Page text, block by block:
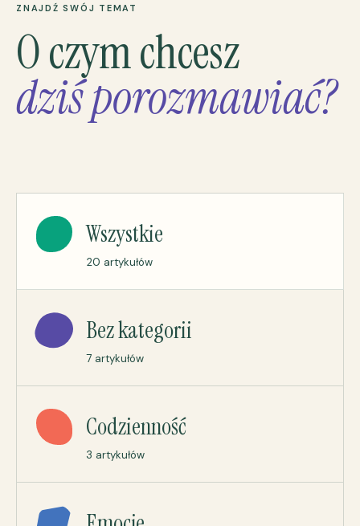
ZNAJDŹ SWÓJ TEMAT
O czym chcesz
dziś porozmawiać?
Wszystkie
20 artykułów
Bez kategorii
7 artykułów
Codzienność
3 artykułów